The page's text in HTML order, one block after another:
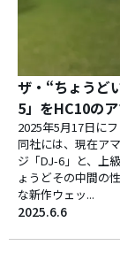
ザ・“ちょうど
5」をHC10の
2025年5月17日に
同社には、現在ア
ジ「DJ-6」と、上
ょうどその中間の
な新作ウェッ...
2025.6.6